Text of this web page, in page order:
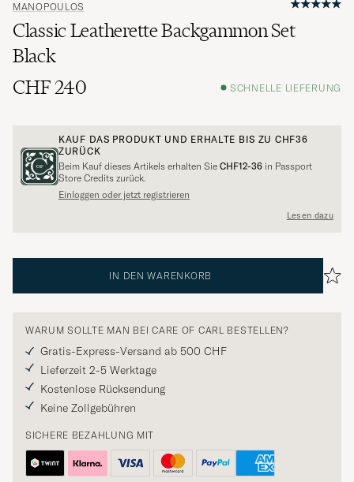
MANOPOULOS
Classic Leatherette Backgammon Set
Black
CHF 240
SCHNELLE LIEFERUNG
KAUF DAS PRODUKT UND ERHALTE BIS ZU CHF36
ZURÜCK
Beim Kauf dieses Artikels erhalten Sie CHF12-36 in Passport
Store Credits zurück.
Einloggen oder jetzt registrieren
Lesen dazu
IN DEN WARENKORB
WARUM SOLLTE MAN BEI CARE OF CARL BESTELLEN?
Gratis-Express-Versand ab 500 CHF
Lieferzeit 2-5 Werktage
Kostenlose Rücksendung
Keine Zollgebühren
SICHERE BEZAHLUNG MIT